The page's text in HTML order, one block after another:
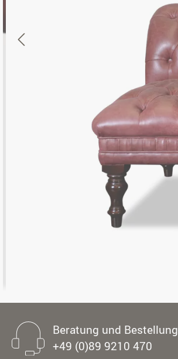
Beratung und Bestellung
+49 (0)89 9210 470